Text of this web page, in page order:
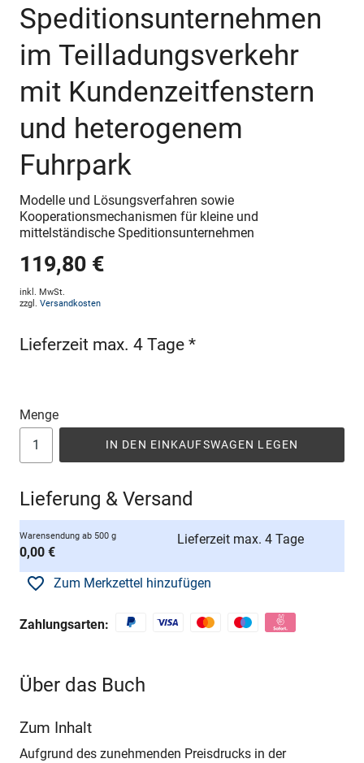
Speditionsunternehmen
im Teilladungsverkehr
mit Kundenzeitfenstern
und heterogenem
Fuhrpark
Modelle und Lösungsverfahren sowie
Kooperationsmechanismen für kleine und
mittelständische Speditionsunternehmen
119,80 €
inkl. MwSt.
zzgl. Versandkosten
Lieferzeit max. 4 Tage *
Menge
IN DEN EINKAUFSWAGEN LEGEN
Lieferung & Versand
Warensendung ab 500 g
0,00 €
Lieferzeit max. 4 Tage
Zum Merkzettel hinzufügen
Zahlungsarten:
Über das Buch
Zum Inhalt
Aufgrund des zunehmenden Preisdrucks in der